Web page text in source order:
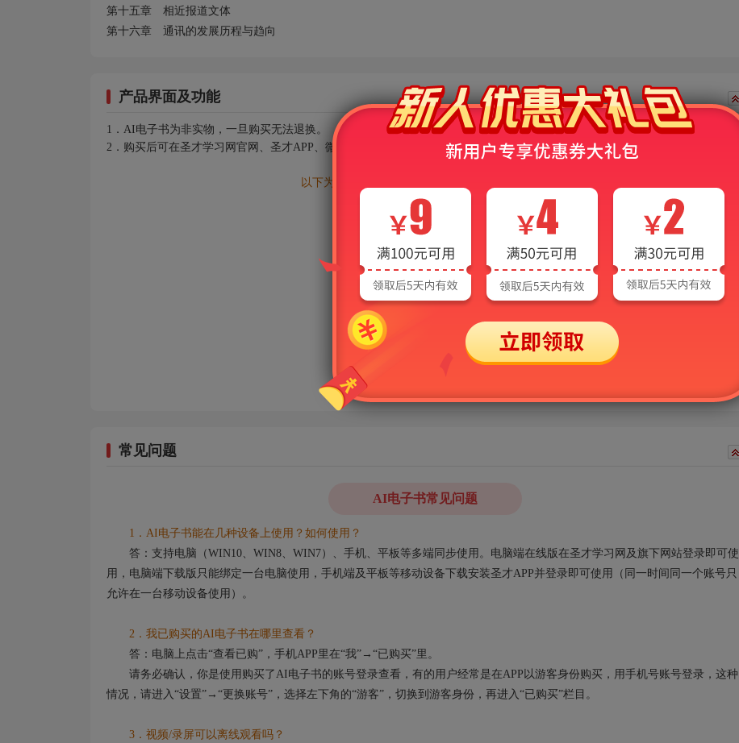
第十五章 相近报道文体
第十六章 通讯的发展历程与趋向
产品界面及功能
1．AI电子书为非实物，一旦购买无法退换。
2．购买后可在圣才学习网官网、圣才APP、微信小程序等多种平台同步使用。
以下为AI电子书界面展示，非本产品，仅供参考！
常见问题
AI电子书常见问题
1．AI电子书能在几种设备上使用？如何使用？
答：支持电脑（WIN10、WIN8、WIN7）、手机、平板等多端同步使用。电脑端在线版在圣才学习网及旗下网站登录即可使
用，电脑端下载版只能绑定一台电脑使用，手机端及平板等移动设备下载安装圣才APP并登录即可使用（同一时间同一个账号只
允许在一台移动设备使用）。
2．我已购买的AI电子书在哪里查看？
答：电脑上点击“查看已购”，手机APP里在“我”→“已购买”里。
请务必确认，你是使用购买了AI电子书的账号登录查看，有的用户经常是在APP以游客身份购买，用手机号账号登录，这种
情况，请进入“设置”→“更换账号”，选择左下角的“游客”，切换到游客身份，再进入“已购买”栏目。
3．视频/录屏可以离线观看吗？